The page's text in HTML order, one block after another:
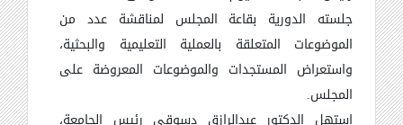
جلسته الدورية بقاعة المجلس لمناقشة عدد من
الموضوعات المتعلقة بالعملية التعليمية والبحثية،
واستعراض المستجدات والموضوعات المعروضة على
المجلس.
استهل الدكتور عبدالرازق دسوقي رئيس الجامعة،